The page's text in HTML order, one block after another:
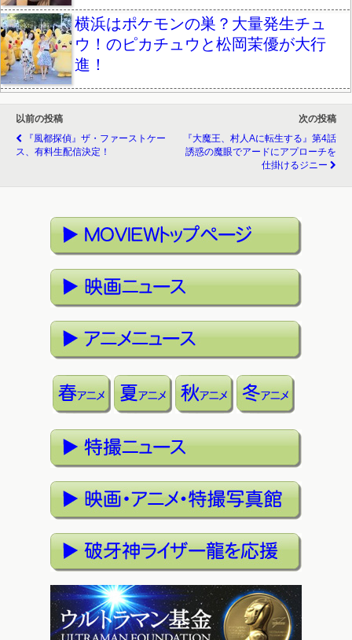
横浜はポケモンの巣？大量発生チュ
ウ！のピカチュウと松岡茉優が大行
進！
以前の投稿
『風都探偵』ザ・ファーストケー
ス、有料生配信決定！
次の投稿
『大魔王、村人Aに転生する』第4話
誘惑の魔眼でアードにアプローチを
仕掛けるジニー